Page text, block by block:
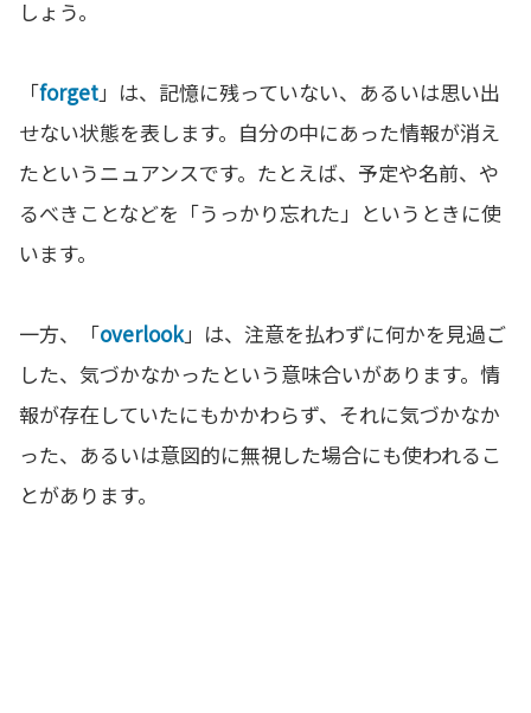
しょう。
「forget」は、記憶に残っていない、あるいは思い出
せない状態を表します。自分の中にあった情報が消え
たというニュアンスです。たとえば、予定や名前、や
るべきことなどを「うっかり忘れた」というときに使
います。
一方、「overlook」は、注意を払わずに何かを見過ご
した、気づかなかったという意味合いがあります。情
報が存在していたにもかかわらず、それに気づかなか
った、あるいは意図的に無視した場合にも使われるこ
とがあります。